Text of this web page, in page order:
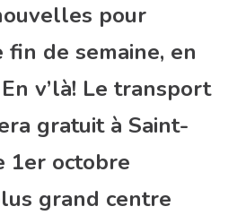
pour
de semaine, en
v’là! Le transport
gratuit à Saint-
1er octobre
grand centre